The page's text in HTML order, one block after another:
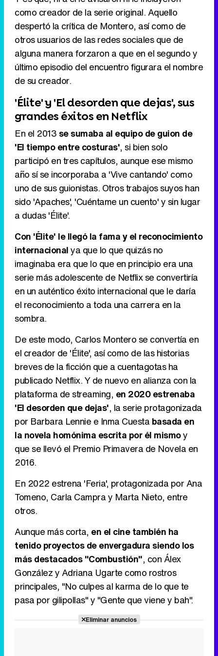
como creador de la serie original. Aquello
despertó la crítica de Montero, así como de
otros usuarios de las redes sociales que de
alguna manera forzaron a que en el segundo y
último episodio del encuentro figurara el nombre
de su creador.
'Élite' y 'El desorden que dejas', sus
grandes éxitos en Netflix
En el 2013 se sumaba al equipo de guion de
'El tiempo entre costuras', si bien solo
participó en tres capítulos, aunque ese mismo
año sí se incorporaba a 'Vive cantando' como
uno de sus guionistas. Otros trabajos suyos han
sido 'Apaches', 'Cuéntame un cuento' y sin lugar
a dudas 'Élite'.
Con 'Élite' le llegó la fama y el reconocimiento
internacionalya que lo que quizás no
imaginaba era que lo que en principio era una
serie más adolescente de Netflix se convertiría
en un auténtico éxito internacional que le daría
el reconocimiento a toda una carrera en la
sombra.
De este modo, Carlos Montero se convertía en
el creador de 'Élite', así como de las historias
breves de la ficción que a cuentagotas ha
publicado Netflix. Y de nuevo en alianza con la
plataforma de streaming, en 2020 estrenaba
'El desorden que dejas', la serie protagonizada
por Barbara Lennie e Inma Cuesta basada en
la novela homónima escrita por él mismoy
que se llevó el Premio Primavera de Novela en
2016.
En 2022 estrena 'Feria', protagonizada por Ana
Tomeno, Carla Campra y Marta Nieto, entre
otros.
Aunque más corta, en el cine también ha
tenido proyectos de envergadura siendo los
más destacados "Combustión", con Álex
González y Adriana Ugarte como rostros
principales, "No culpes al karma de lo que te
pasa por gilipollas" y "Gente que viene y bah".
Eliminar anuncios